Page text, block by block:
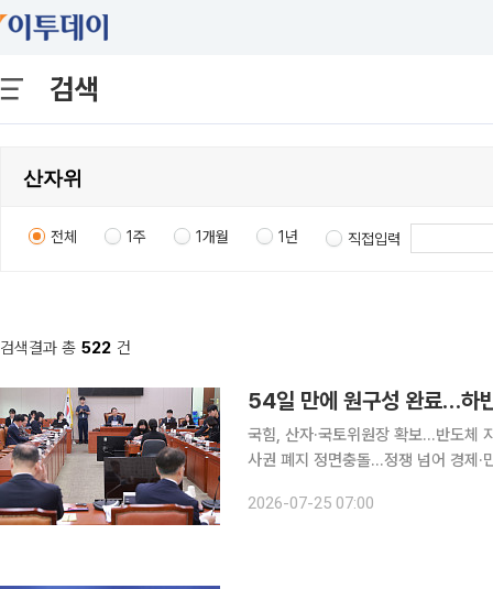
검색
전체 1주 1개월 1년 직접입력
검색결과 총 522 건
54일 만에 원구성 완료…하
국힘, 산자·국토위원장 확보…반도체
사권 폐지 정면충돌…정쟁 넘어 경제·민생 성과 낼 협치가
원중소벤처기업위원회와 국토교통위
2026-07-25 07:00